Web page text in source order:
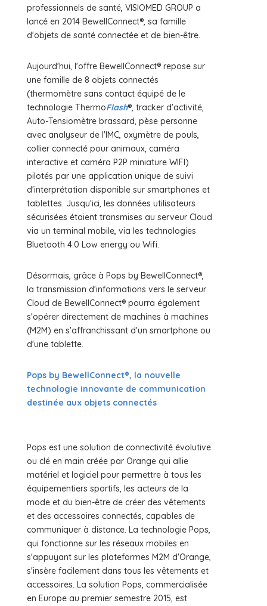
professionnels de santé, VISIOMED GROUP a
lancé en 2014 BewellConnect®, sa famille
d'objets de santé connectée et de bien-être.
Aujourd'hui, l'offre BewellConnect® repose sur
une famille de 8 objets connectés
(thermomètre sans contact équipé de le
technologie ThermoFlash®, tracker d'activité,
Auto-Tensiomètre brassard, pèse personne
avec analyseur de l'IMC, oxymètre de pouls,
collier connecté pour animaux, caméra
interactive et caméra P2P miniature WIFI)
pilotés par une application unique de suivi
d'interprétation disponible sur smartphones et
tablettes. Jusqu'ici, les données utilisateurs
sécurisées étaient transmises au serveur Cloud
via un terminal mobile, via les technologies
Bluetooth 4.0 Low energy ou Wifi.
Désormais, grâce à Pops by BewellConnect®,
la transmission d'informations vers le serveur
Cloud de BewellConnect® pourra également
s'opérer directement de machines à machines
(M2M) en s'affranchissant d'un smartphone ou
d'une tablette.
Pops by BewellConnect®, la nouvelle
technologie innovante de communication
destinée aux objets connectés
Pops est une solution de connectivité évolutive
ou clé en main créée par Orange qui allie
matériel et logiciel pour permettre à tous les
équipementiers sportifs, les acteurs de la
mode et du bien-être de créer des vêtements
et des accessoires connectés, capables de
communiquer à distance. La technologie Pops,
qui fonctionne sur les réseaux mobiles en
s'appuyant sur les plateformes M2M d'Orange,
s'insère facilement dans tous les vêtements et
accessoires. La solution Pops, commercialisée
en Europe au premier semestre 2015, est